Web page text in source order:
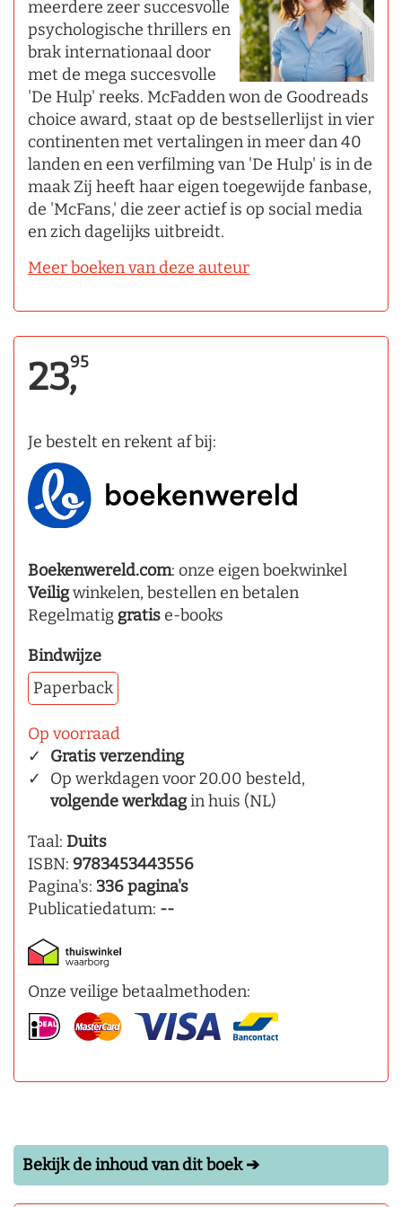
meerdere zeer succesvolle
psychologische thrillers en
brak internationaal door
met de mega succesvolle
'De Hulp' reeks. McFadden won de Goodreads
choice award, staat op de bestsellerlijst in vier
continenten met vertalingen in meer dan 40
landen en een verfilming van 'De Hulp' is in de
maak Zij heeft haar eigen toegewijde fanbase,
de 'McFans,' die zeer actief is op social media
en zich dagelijks uitbreidt.
Meer boeken van deze auteur
23,95
Je bestelt en rekent af bij:
Boekenwereld.com: onze eigen boekwinkel
Veiligwinkelen, bestellen en betalen
Regelmatig gratise-books
Bindwijze
Paperback
Op voorraad
Gratis verzending
Op werkdagen voor 20.00 besteld,
volgende werkdagin huis (NL)
Taal: Duits
ISBN: 9783453443556
Pagina's: 336 pagina's
Publicatiedatum: --
Onze veilige betaalmethoden:
Bekijk de inhoud van dit boek ➔